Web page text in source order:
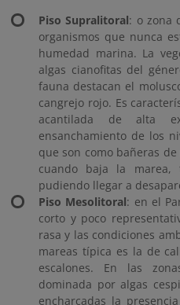
Piso Supralitoral: o zona
organismos que nunca
humedad marina. La
algas cianofitas del
fauna destacan el
cangrejo rojo. Es
acantilada de alta
ensanchamiento de los
que son como bañeras
cuando baja la marea,
pudiendo llegar a
Piso Mesolitoral: en el
corto y poco
rasa y las condiciones
mareas típica es la de
escalones. En las
dominada por algas
encharcadas la